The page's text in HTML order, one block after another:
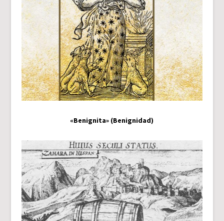
«Benignita» (Benignidad)